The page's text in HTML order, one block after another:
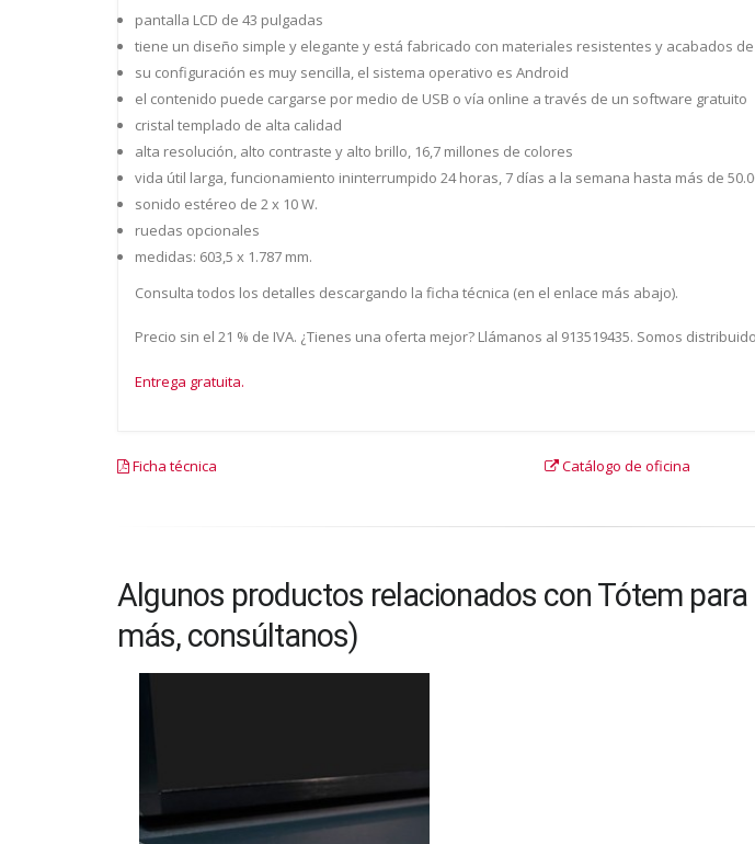
pantalla LCD de 43 pulgadas
tiene un diseño simple y elegante y está fabricado con materiales resistentes y acabados
su configuración es muy sencilla, el sistema operativo es Android
el contenido puede cargarse por medio de USB o vía online a través de un software gratuito
cristal templado de alta calidad
alta resolución, alto contraste y alto brillo, 16,7 millones de colores
vida útil larga, funcionamiento ininterrumpido 24 horas, 7 días a la semana hasta más de
sonido estéreo de 2 x 10 W.
ruedas opcionales
medidas: 603,5 x 1.787 mm.
Consulta todos los detalles descargando la ficha técnica (en el enlace más abajo).
Precio sin el 21 % de IVA. ¿Tienes una oferta mejor? Llámanos al 913519435. Somos
Entrega gratuita.
Ficha técnica Catálogo de oficina
Algunos productos relacionados con Tótem
más, consúltanos)